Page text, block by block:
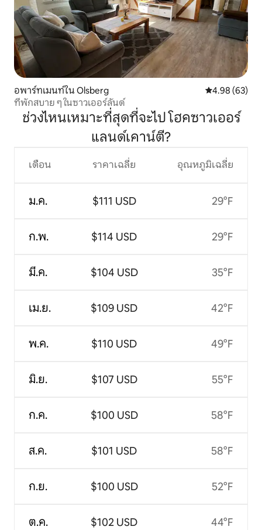
อพาร์ทเมนท์ใน Olsberg คะแนนเฉลี่ย
4.98 (63)
ที่พักสบาย ๆ ในซาวเออร์ลันด์
ช่วงไหนเหมาะที่สุดที่จะไป โฮคซาวเออร์
แลนด์เคาน์ตี?
เดือน
ม.ค.
ก.พ.
มี.ค.
เม.ย.
พ.ค.
มิ.ย.
ก.ค.
ส.ค.
ก.ย.
ต.ค.
ราคาเฉลี่ย
$111 USD
$114 USD
$104 USD
$109 USD
$110 USD
$107 USD
$100 USD
$101 USD
$100 USD
$102 USD
อุณหภูมิเฉลี่ย
29°F
29°F
35°F
42°F
49°F
55°F
58°F
58°F
52°F
44°F